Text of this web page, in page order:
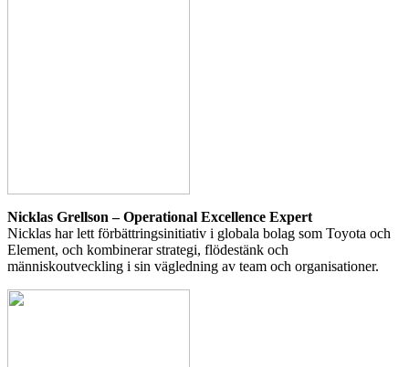
Nicklas Grellson – Operational Excellence Expert
Nicklas har lett förbättringsinitiativ i globala bolag som Toyota och
Element, och kombinerar strategi, flödestänk och
människoutveckling i sin vägledning av team och organisationer.